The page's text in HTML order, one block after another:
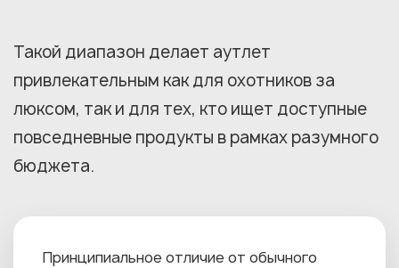
Такой диапазон делает аутлет
привлекательным как для охотников за
люксом, так и для тех, кто ищет доступные
повседневные продукты в рамках разумного
бюджета.
Принципиальное отличие от обычного